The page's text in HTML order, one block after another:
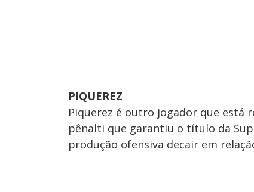
PIQUEREZ
Piquerez é outro jogador que está
pênalti que garantiu o título da
produção ofensiva decair em